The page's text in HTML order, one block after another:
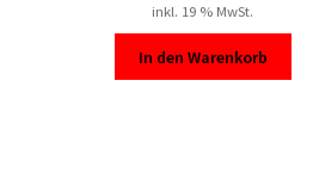
inkl. 19 % MwSt.
In den Warenkorb